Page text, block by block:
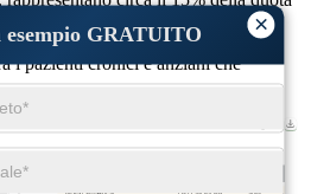
×
esempio GRATUITO
autosomministrate e il
portato a un aumento del 20% nel
i pazienti cronici e anziani che